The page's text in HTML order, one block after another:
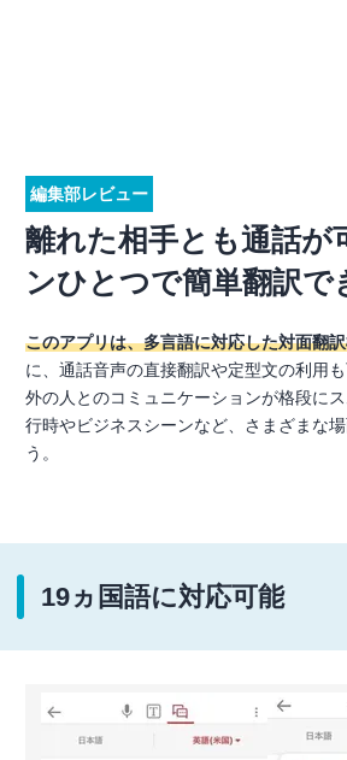
編集部レビュー
離れた相手とも通話
ンひとつで簡単翻訳で
このアプリは、多言語に対応した対面翻
に、通話音声の直接翻訳や定型文の利用
外の人とのコミュニケーションが格段に
行時やビジネスシーンなど、さまざまな
う。
19ヵ国語に対応可能